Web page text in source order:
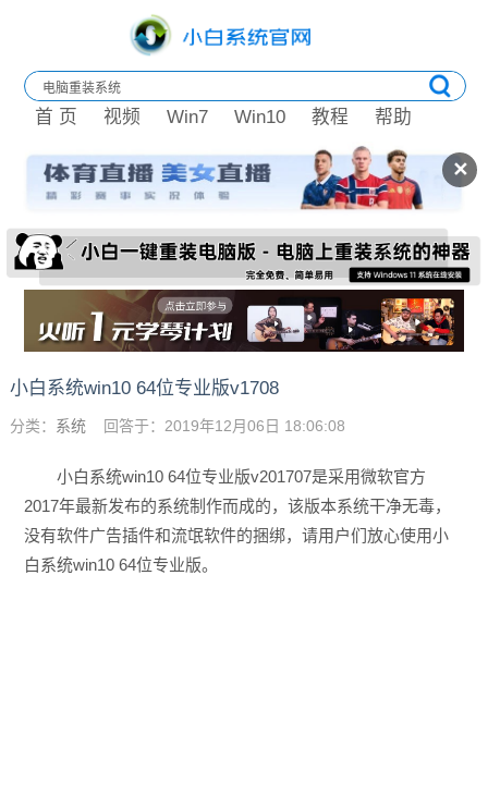
✕
首 页 视频 Win7 Win10 教程 帮助
小白系统win10 64位专业版v1708
分类： 系统回答于：2019年12月06日 18:06:08
小白系统win10 64位专业版v201707是采用微软官方
2017年最新发布的系统制作而成的，该版本系统干净无毒，
没有软件广告插件和流氓软件的捆绑，请用户们放心使用小
白系统win10 64位专业版。